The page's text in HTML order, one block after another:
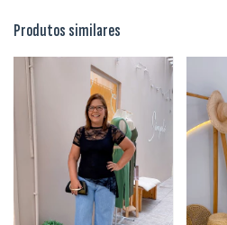
Produtos similares